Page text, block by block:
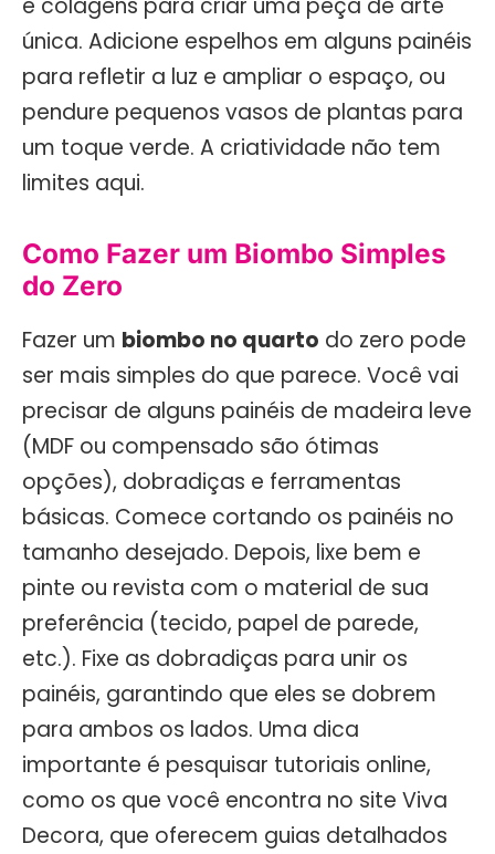
e colagens para criar uma peça de arte
única. Adicione espelhos em alguns painéis
para refletir a luz e ampliar o espaço, ou
pendure pequenos vasos de plantas para
um toque verde. A criatividade não tem
limites aqui.
Como Fazer um Biombo Simples
do Zero
Fazer um biombo no quarto do zero pode
ser mais simples do que parece. Você vai
precisar de alguns painéis de madeira leve
(MDF ou compensado são ótimas
opções), dobradiças e ferramentas
básicas. Comece cortando os painéis no
tamanho desejado. Depois, lixe bem e
pinte ou revista com o material de sua
preferência (tecido, papel de parede,
etc.). Fixe as dobradiças para unir os
painéis, garantindo que eles se dobrem
para ambos os lados. Uma dica
importante é pesquisar tutoriais online,
como os que você encontra no site Viva
Decora, que oferecem guias detalhados